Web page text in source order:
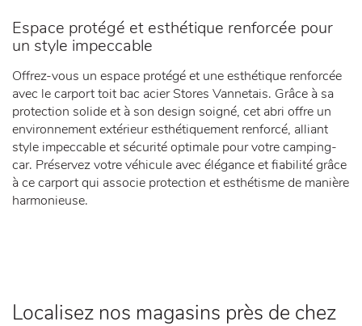
Espace protégé et esthétique renforcée pour
un style impeccable
Offrez-vous un espace protégé et une esthétique renforcée
avec le carport toit bac acier Stores Vannetais. Grâce à sa
protection solide et à son design soigné, cet abri offre un
environnement extérieur esthétiquement renforcé, alliant
style impeccable et sécurité optimale pour votre camping-
car. Préservez votre véhicule avec élégance et fiabilité grâce
à ce carport qui associe protection et esthétisme de manière
harmonieuse.
Localisez nos magasins près de chez